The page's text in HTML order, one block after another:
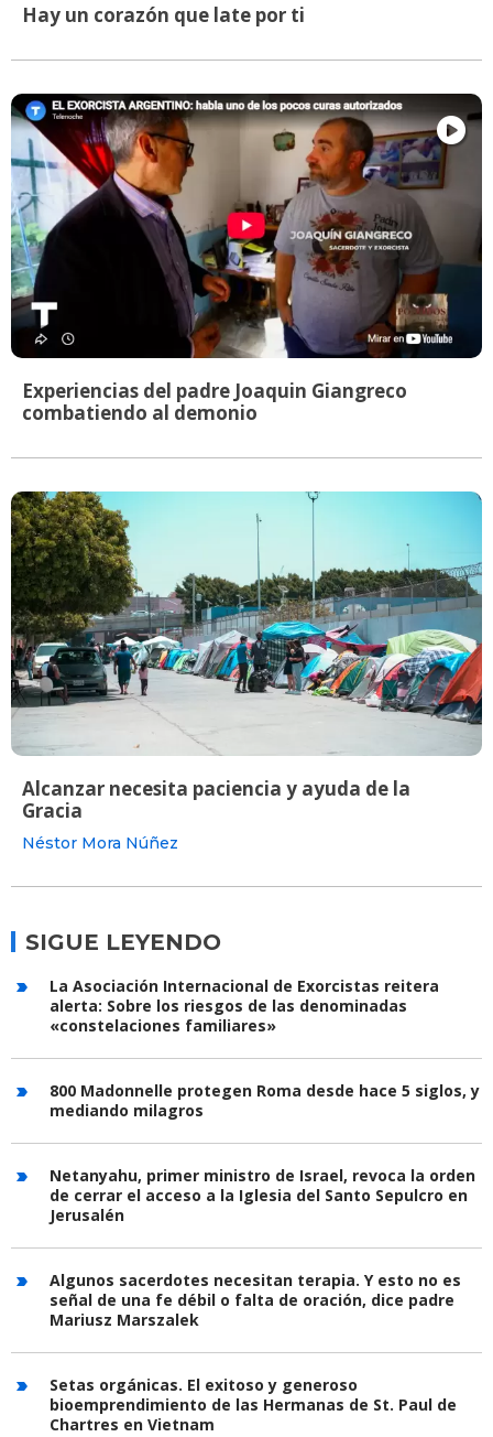
Hay un corazón que late por ti
Experiencias del padre Joaquin Giangreco
combatiendo al demonio
Alcanzar necesita paciencia y ayuda de la
Gracia
Néstor Mora Núñez
SIGUE LEYENDO
La Asociación Internacional de Exorcistas reitera
alerta: Sobre los riesgos de las denominadas
«constelaciones familiares»
800 Madonnelle protegen Roma desde hace 5 siglos, y
mediando milagros
Netanyahu, primer ministro de Israel, revoca la orden
de cerrar el acceso a la Iglesia del Santo Sepulcro en
Jerusalén
Algunos sacerdotes necesitan terapia. Y esto no es
señal de una fe débil o falta de oración, dice padre
Mariusz Marszalek
Setas orgánicas. El exitoso y generoso
bioemprendimiento de las Hermanas de St. Paul de
Chartres en Vietnam